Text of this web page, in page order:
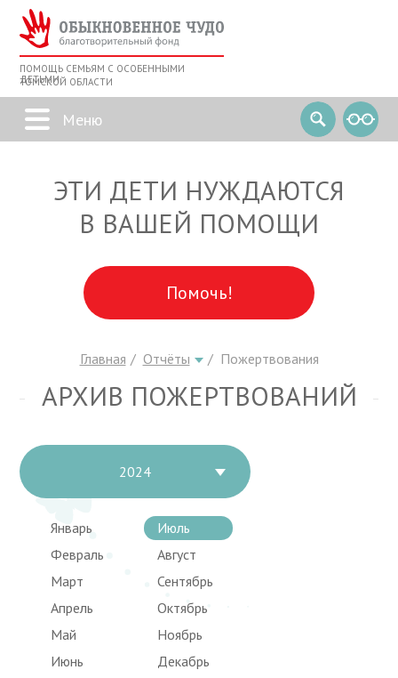
ПОМОЩЬ СЕМЬЯМ С ОСОБЕННЫМИ
ДЕТЬМИ
ТОМСКОЙ ОБЛАСТИ
ЭТИ ДЕТИ НУЖДАЮТСЯ
В ВАШЕЙ ПОМОЩИ
Помочь!
Главная Отчёты Пожертвования
АРХИВ ПОЖЕРТВОВАНИЙ
2024
Январь
Февраль
Март
Апрель
Май
Июнь
Июль
Август
Сентябрь
Октябрь
Ноябрь
Декабрь